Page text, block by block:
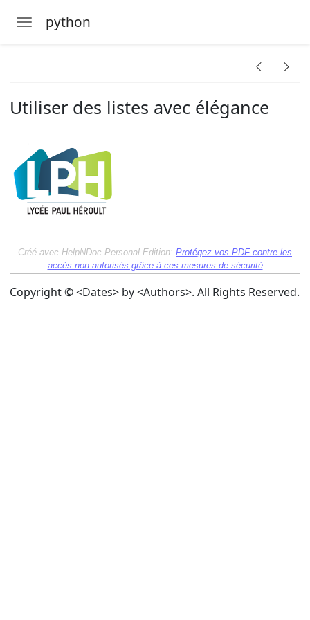
Toggle navigation
python
Utiliser des listes avec élégance
Créé avec HelpNDoc Personal Edition: Protégez vos PDF contre les
accès non autorisés grâce à ces mesures de sécurité
Copyright © <Dates> by <Authors>. All Rights Reserved.